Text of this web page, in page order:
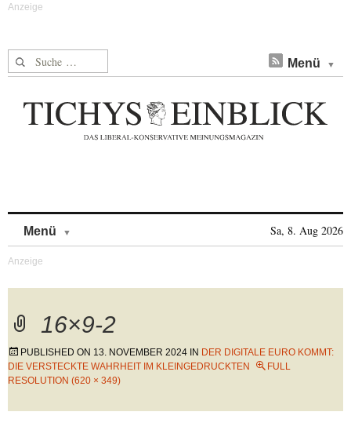
Suche nach: Menü
Menü Sa, 8. Aug 2026
16×9-2
PUBLISHED ON 13. NOVEMBER 2024 IN DER DIGITALE EURO KOMMT:
DIE VERSTECKTE WAHRHEIT IM KLEINGEDRUCKTEN
FULL
RESOLUTION (620 × 349)